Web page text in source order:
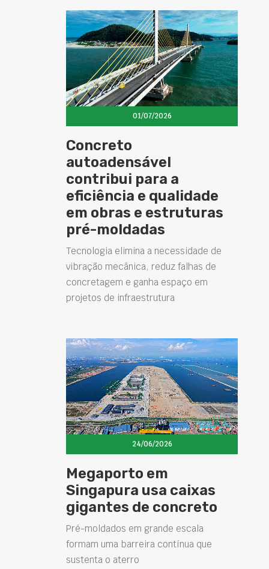
01/07/2026
Concreto
autoadensável
contribui para a
eficiência e qualidade
em obras e estruturas
pré-moldadas
Tecnologia elimina a necessidade de
vibração mecânica, reduz falhas de
concretagem e ganha espaço em
projetos de infraestrutura
24/06/2026
Megaporto em
Singapura usa caixas
gigantes de concreto
Pré-moldados em grande escala
formam uma barreira contínua que
sustenta o aterro